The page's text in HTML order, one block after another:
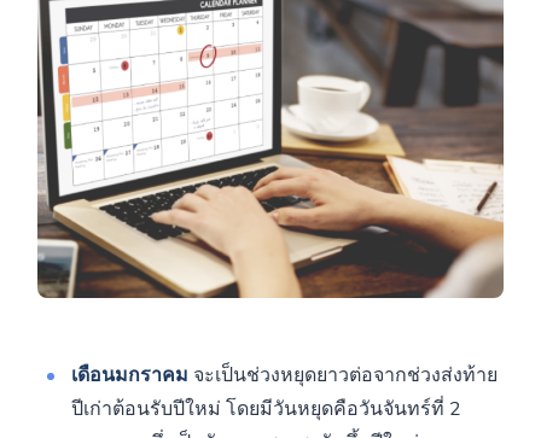
เดือนมกราคม จะเป็นช่วงหยุดยาวต่อจากช่วงส่งท้าย
ปีเก่าต้อนรับปีใหม่ โดยมีวันหยุดคือวันจันทร์ที่ 2